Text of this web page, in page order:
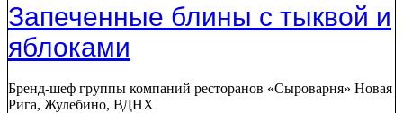
Запеченные блины с тыквой и
яблоками
Бренд-шеф группы компаний ресторанов «Сыроварня» Новая
Рига, Жулебино, ВДНХ